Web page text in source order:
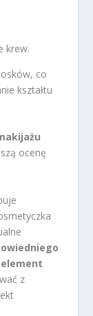
krew.
co
kształtu
ocenę
z